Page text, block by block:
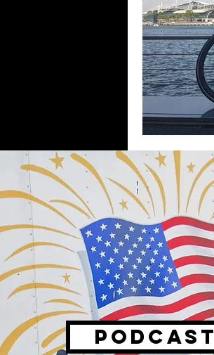
PODCAST